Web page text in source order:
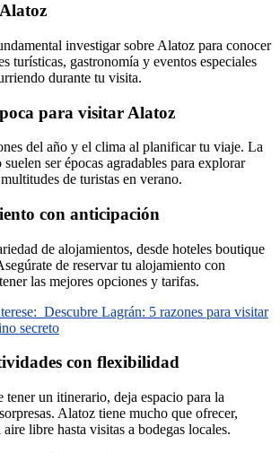
investigar sobre Alatoz para conocer
turísticas, gastronomía y eventos especiales
durante tu visita.
para visitar Alatoz
del año y el clima al planificar tu viaje. La
ser épocas agradables para explorar
de turistas en verano.
con anticipación
de alojamientos, desde hoteles boutique
de reservar tu alojamiento con
las mejores opciones y tarifas.
Descubre Lagrán: 5 razones para visitar
secreto
con flexibilidad
tener un itinerario, deja espacio para la
Alatoz tiene mucho que ofrecer,
libre hasta visitas a bodegas locales.